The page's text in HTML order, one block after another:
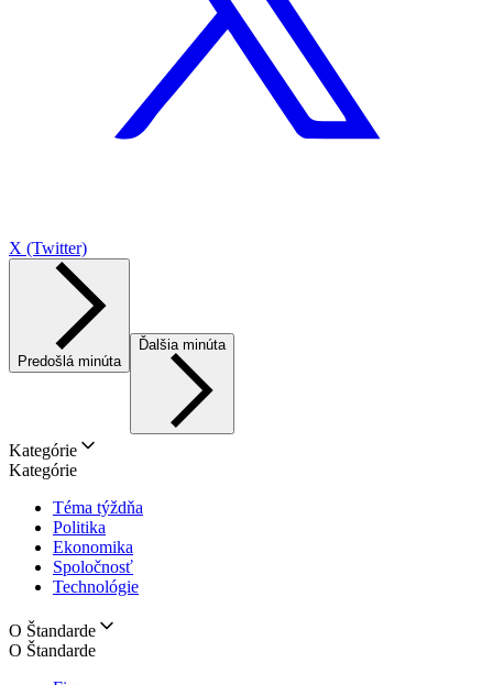
X (Twitter)
Predošlá minúta
Ďalšia minúta
Kategórie
Kategórie
Téma týždňa
Politika
Ekonomika
Spoločnosť
Technológie
O Štandarde
O Štandarde